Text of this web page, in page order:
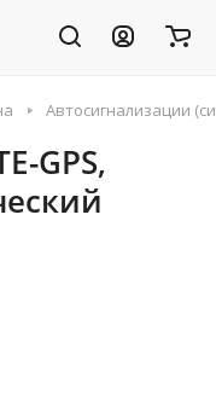
Автосигнализации
GPS,